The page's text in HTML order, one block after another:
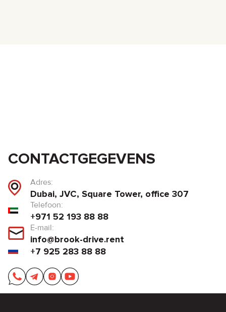
CONTACTGEGEVENS
Adres:
Dubai, JVC, Square Tower, office 307
Telefoon:
+971 52 193 88 88
E-mail:
info@brook-drive.rent
+7 925 283 88 88